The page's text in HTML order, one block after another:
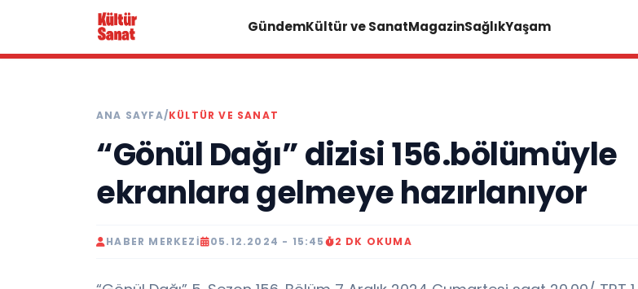
GündemKültür ve SanatMagazinSağlıkYaşam
ANA SAYFA/KÜLTÜR VE SANAT
“Gönül Dağı” dizisi 156.bölümüyle
ekranlara gelmeye hazırlanıyor
HABER MERKEZI 05.12.2024 - 15:45 2 DK OKUMA